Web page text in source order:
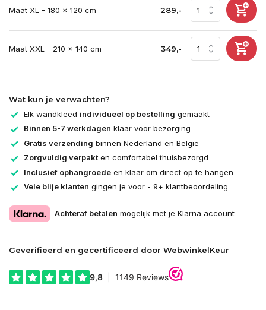
Maat XL - 180 x 120 cm 289,-
Maat XXL - 210 x 140 cm 349,-
Wat kun je verwachten?
Elk wandkleed individueel op bestelling gemaakt
Binnen 5-7 werkdagen klaar voor bezorging
Gratis verzending binnen Nederland en België
Zorgvuldig verpakten comfortabel thuisbezorgd
Inclusief ophangroede en klaar om direct op te hangen
Vele blije klanten gingen je voor - 9+ klantbeoordeling
Achteraf betalen mogelijk met je Klarna account
Geverifieerd en gecertificeerd door WebwinkelKeur